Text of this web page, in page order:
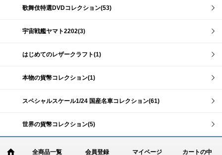
歌舞伎特選DVDコレクション(53)
宇宙戦艦ヤマト2202(3)
はじめてのレザークラフト(1)
本物の貨幣コレクション(1)
スペシャルスケール1/24 国産名車コレクション(61)
世界の貨幣コレクション(5)
全商品一覧 会員登録 マイページ カートの中